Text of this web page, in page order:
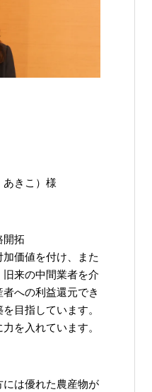
きこ）様
開拓
価値を付け、また
来の中間業者を介
への利益還元でき
目指しています。
を入れています。
は優れた農産物が